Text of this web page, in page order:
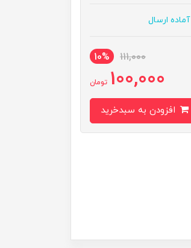
آماده ارسال
111,000
10%
100,000 تومان